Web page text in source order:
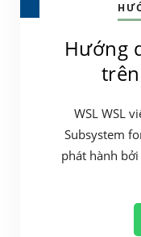
Hướng
WSL WSL
Subsystem
phát hành